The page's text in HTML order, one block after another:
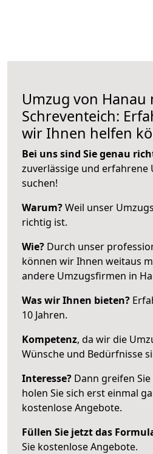
Umzug von Hanau
Schreventeich:
wir Ihnen helfen
Bei uns sind Sie genau
zuverlässige und erfahrene
suchen!
Warum?Weil unser
richtig ist.
Wie? Durch unser
können wir Ihnen weitaus
andere Umzugsfirmen in
Was wir Ihnen bieten?
10 Jahren.
Kompetenz, da wir die
Wünsche und Bedürfnisse
Interesse? Dann greifen
holen Sie sich erst einmal
kostenlose Angebote.
Füllen Sie jetzt das
Sie kostenlose Angebote.